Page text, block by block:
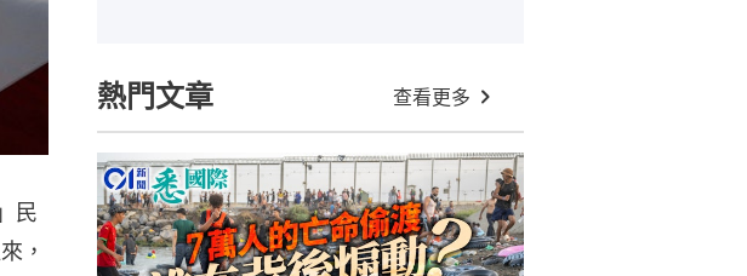
民
，
熱門文章 查看更多